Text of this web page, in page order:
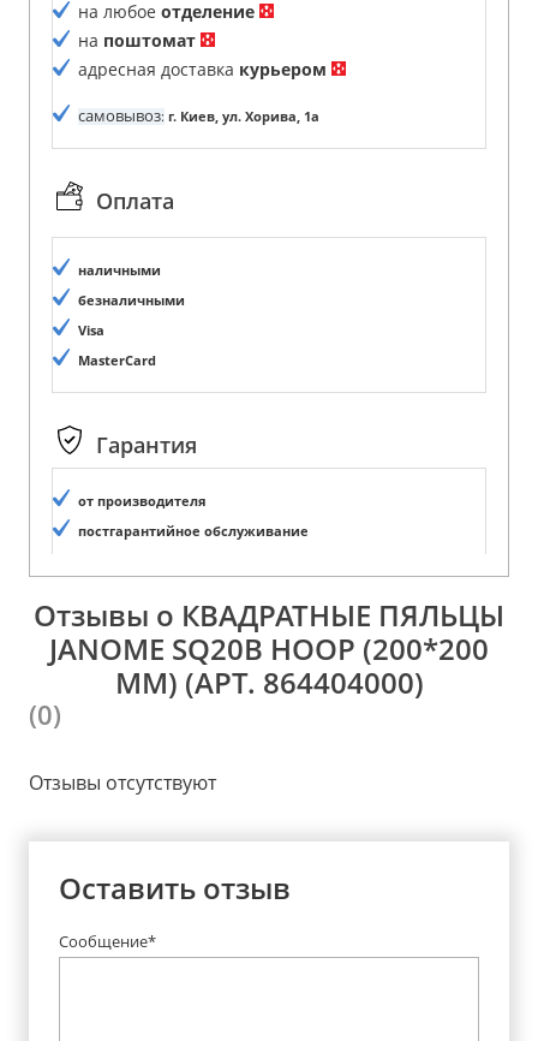
на любое отделение
на поштомат
адресная доставка курьером
самовывоз: г. Киев, ул. Хорива, 1а
Оплата
наличными
безналичными
Visa
MasterCard
Гарантия
от производителя
постгарантийное обслуживание
Отзывы о КВАДРАТНЫЕ ПЯЛЬЦЫ
JANOME SQ20B HOOP (200*200
ММ) (АРТ. 864404000)
(0)
Отзывы отсутствуют
Оставить отзыв
Сообщение*